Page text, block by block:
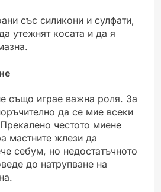
със силикони и сулфати,
утежнят косата и да я
също играе важна роля. За
да се мие всеки
честото миене
мастните жлези да
себум, но недостатъчното
до натрупване на